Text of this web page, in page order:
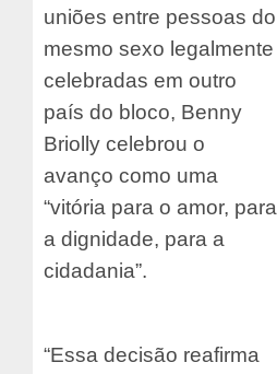
uniões entre pessoas do
mesmo sexo legalmente
celebradas em outro
país do bloco, Benny
Briolly celebrou o
avanço como uma
“vitória para o amor, para
a dignidade, para a
cidadania”.
“Essa decisão reafirma